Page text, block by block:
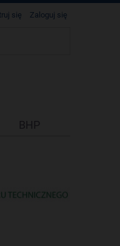
się Zaloguj się
BHP